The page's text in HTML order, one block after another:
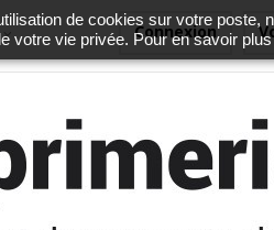
Connexion
de cookies sur votre
votre vie privée. Pour en savoir